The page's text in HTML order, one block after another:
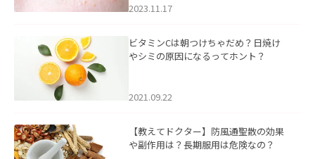
2023.11.17
ビタミンCは朝つけちゃだめ？日焼け
やシミの原因になるってホント？
2021.09.22
【教えてドクター】防風通聖散の効果
や副作用は？長期服用は危険なの？